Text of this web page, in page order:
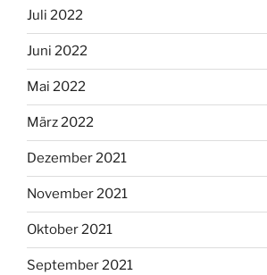
Juli 2022
Juni 2022
Mai 2022
März 2022
Dezember 2021
November 2021
Oktober 2021
September 2021